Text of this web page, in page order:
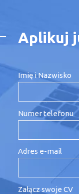
Aplikuj
Imię i Nazwisko
Numer telefonu
Adres e-mail
Załącz swoje CV